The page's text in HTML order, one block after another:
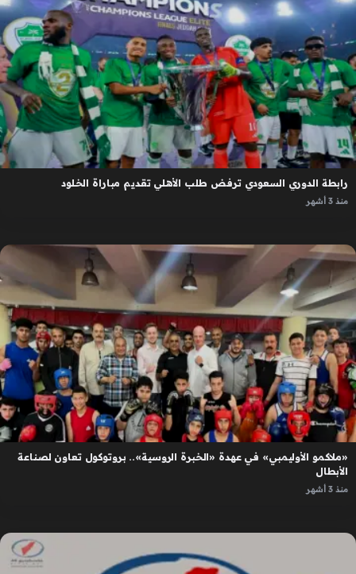
رابطة الدوري السعودي ترفض طلب الأهلي تقديم مباراة الخلود
منذ 3 أشهر
«ملاكمو الأوليمبي» في عهدة «الخبرة الروسية».. بروتوكول تعاون لصناعة
الأبطال
منذ 3 أشهر